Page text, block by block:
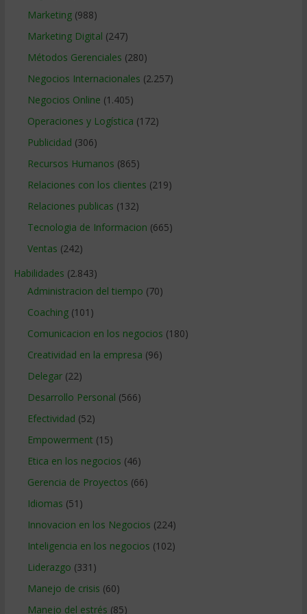
Marketing(988)
Marketing Digital (247)
Métodos Gerenciales (280)
Negocios Internacionales (2.257)
Negocios Online (1.405)
Operaciones y Logística (172)
Publicidad (306)
Recursos Humanos (865)
Relaciones con los clientes (219)
Relaciones publicas (132)
Tecnologia de Informacion (665)
Ventas (242)
Habilidades (2.843)
Administracion del tiempo (70)
Coaching(101)
Comunicacion en los negocios (180)
Creatividad en la empresa (96)
Delegar(22)
Desarrollo Personal (566)
Efectividad (52)
Empowerment (15)
Etica en los negocios (46)
Gerencia de Proyectos (66)
Idiomas (51)
Innovacion en los Negocios (224)
Inteligencia en los negocios (102)
Liderazgo (331)
Manejo de crisis (60)
Manejo del estrés (85)